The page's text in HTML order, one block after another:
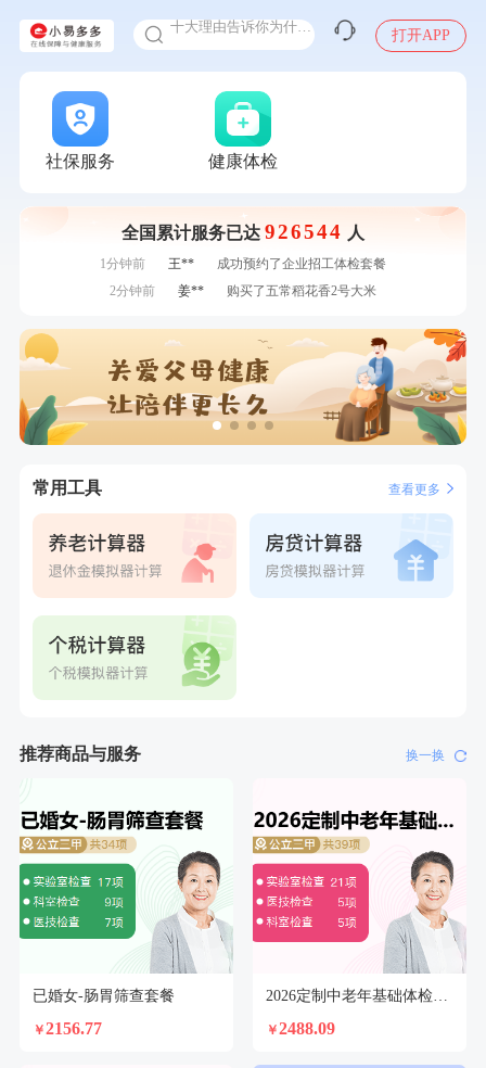
入职体检在线预约
甲状腺癌怎么筛查
打开APP
社保服务 健康体检
全国累计服务已达 926544 人
7分钟前 董**
成功预约了男性体检套餐
成功预约了入职体检套餐
购买了油米有福B款
购买了油米有福B款
1分钟前
黄**
成功预约了中老年套餐
1分钟前
王**
成功预约了企业招工体检套餐
2分钟前
姜**
购买了五常稻花香2号大米
江**
成功预约了女性VIP体检套餐
4分钟前
赵**
成功预约青春体检卡（女）
6分钟前
周**
购买了BP3颈椎热敷枕
购买了姚朵朵-1000g粗粮生活礼盒
刚刚
购买了油米有福B款
常用工具 查看更多
推荐商品与服务 换一换
已婚女-肠胃筛查套餐
￥2156.77 ￥2488.09